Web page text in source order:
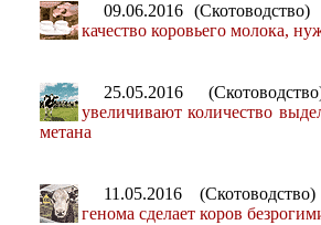
09.06.2016 (Скотоводство)
качество коровьего молока,
25.05.2016
увеличивают количество
метана
11.05.2016
генома сделает коров